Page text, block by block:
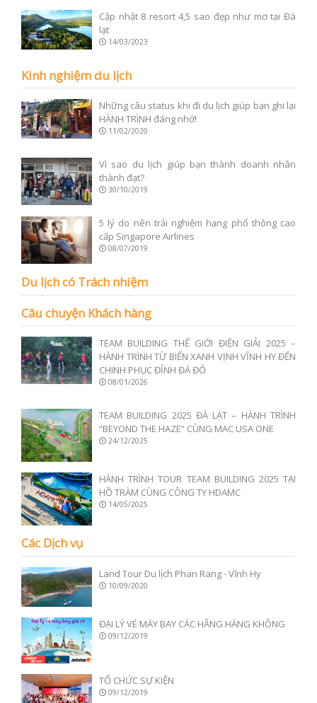
Cập nhật 8 resort 4,5 sao đẹp như mơ tại Đà
lạt
14/03/2023
Kinh nghiệm du lịch
Những câu status khi đi du lịch giúp bạn ghi lại
HÀNH TRÌNH đáng nhớ!
11/02/2020
Vì sao du lịch giúp bạn thành doanh nhân
thành đạt?
30/10/2019
5 lý do nên trải nghiệm hạng phổ thông cao
cấp Singapore Airlines
08/07/2019
Du lịch có Trách nhiệm
Câu chuyện Khách hàng
TEAM BUILDING THẾ GIỚI ĐIỆN GIẢI 2025 –
HÀNH TRÌNH TỪ BIỂN XANH VỊNH VĨNH HY ĐẾN
CHINH PHỤC ĐỈNH ĐÁ ĐỎ
08/01/2026
TEAM BUILDING 2025 ĐÀ LẠT – HÀNH TRÌNH
“BEYOND THE HAZE” CÙNG MAC USA ONE
24/12/2025
HÀNH TRÌNH TOUR TEAM BUILDING 2025 TẠI
HỒ TRÀM CÙNG CÔNG TY HDAMC
14/05/2025
Các Dịch vụ
Land Tour Du lịch Phan Rang - Vĩnh Hy
10/09/2020
ĐẠI LÝ VÉ MÁY BAY CÁC HÃNG HÀNG KHÔNG
09/12/2019
TỔ CHỨC SỰ KIỆN
09/12/2019